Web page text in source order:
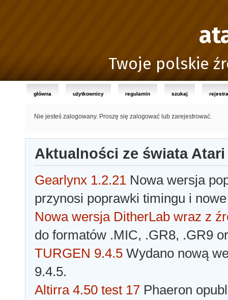
Twoje polskie
główna użytkownicy regulamin szukaj
Nie jesteś zalogowany. Proszę się zalogować lub zarejestrować.
Aktualności ze świata Atari
Gearlynx 1.2.21 Nowa wersja
przynosi poprawki timingu i
Nowa wersja DitherLab wraz z
do formatów .MIC, .GR8, .GR9
TURGEN 9.4.5 Wydano nową
9.4.5.
Altirra 4.50 test 17 Phaeron